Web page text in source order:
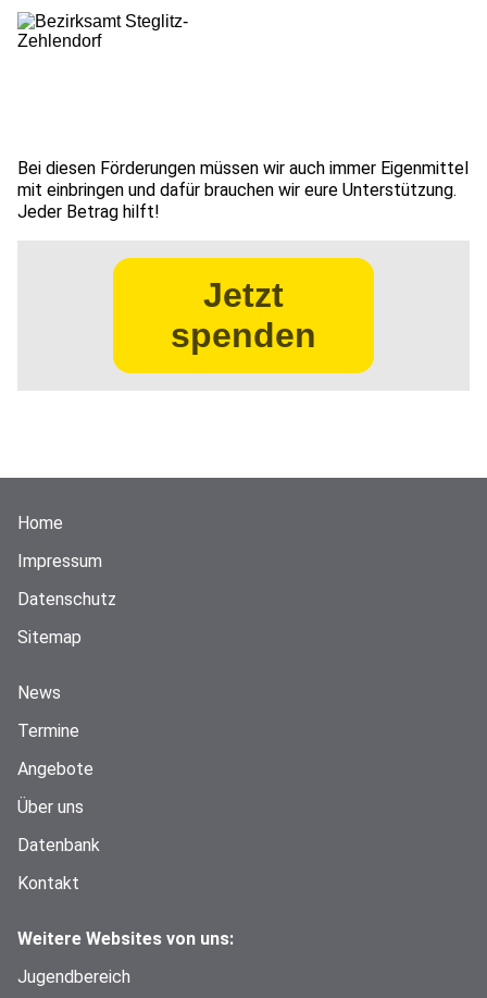
Bei diesen Förderungen müssen wir auch immer Eigenmittel
mit einbringen und dafür brauchen wir eure Unterstützung.
Jeder Betrag hilft!
Jetzt
spenden
Home
Impressum
Datenschutz
Sitemap
News
Termine
Angebote
Über uns
Datenbank
Kontakt
Weitere Websites von uns:
Jugendbereich